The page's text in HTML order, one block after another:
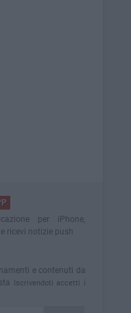
per iPhone,
ricevi notizie push
e contenuti da
Iscrivendoti accetti i